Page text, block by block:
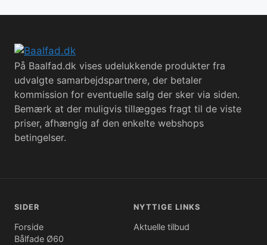
På Baalfad.dk vises udelukkende produkter fra
udvalgte samarbejdspartnere, der betaler
kommission for eventuelle salg der sker via siden.
Bemærk at der muligvis tillægges fragt til de viste
priser, afhængig af den enkelte webshops
betingelser.
SIDER
Forside
Bålfade Ø60
NYTTIGE LINKS
Aktuelle tilbud